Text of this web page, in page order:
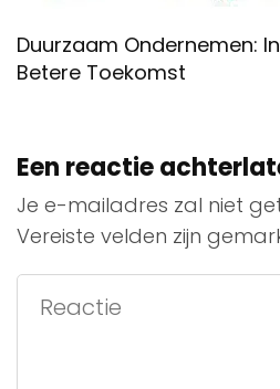
Duurzaam Ondernemen:
Betere Toekomst
Een reactie
Je e-mailadres zal niet
Vereiste velden zijn